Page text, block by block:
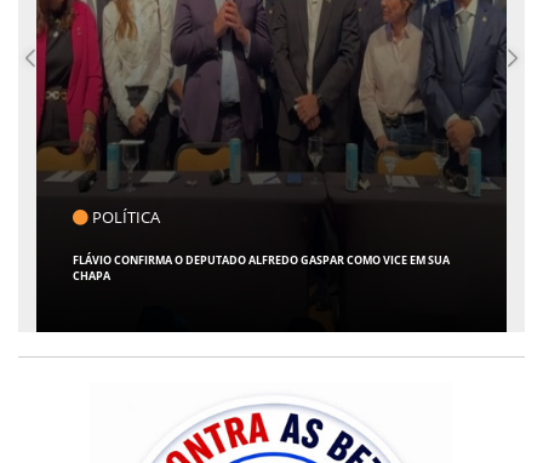
POLÍTICA
FLÁVIO CONFIRMA O DEPUTADO ALFREDO GASPAR COMO VICE EM SUA
CHAPA